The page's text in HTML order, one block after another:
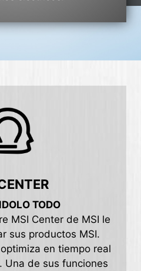
TODO
MSI Center de MSI le
sus productos MSI.
en tiempo real
Una de sus funciones